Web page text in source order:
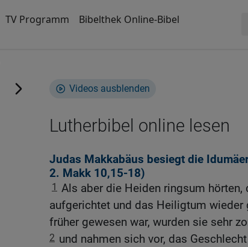
TV Programm Bibelthek Online-Bibel
Videos ausblenden
Lutherbibel online lesen
Judas Makkabäus besiegt die
2. Makk 10,15-18)
1 Als aber die Heiden ringsum hörten,
aufgerichtet und das Heiligtum wieder
früher gewesen war, wurden sie sehr
2 und nahmen sich vor, das